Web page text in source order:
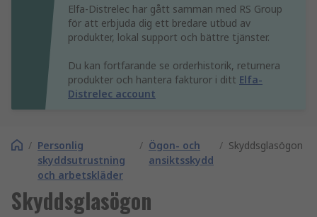
Elfa-Distrelec har gått samman med RS Group
för att erbjuda dig ett bredare utbud av
produkter, lokal support och bättre tjänster.
Du kan fortfarande se orderhistorik, returnera
produkter och hantera fakturor i ditt Elfa-
Distrelec account
/ Personlig
skyddsutrustning
och arbetskläder
/ Ögon- och
ansiktsskydd
/ Skyddsglasögon
Skyddsglasögon